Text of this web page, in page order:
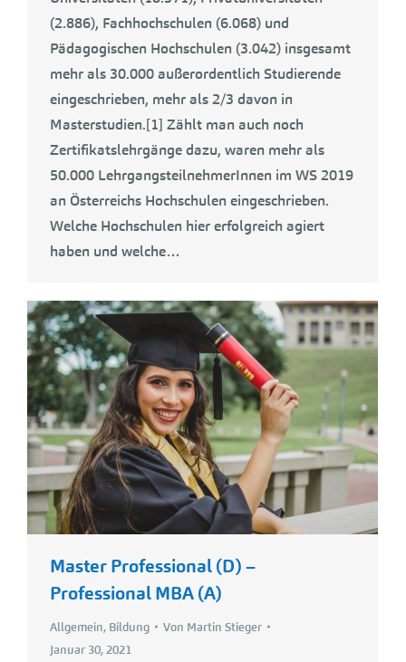
(2.886), Fachhochschulen (6.068) und
Pädagogischen Hochschulen (3.042) insgesamt
mehr als 30.000 außerordentlich Studierende
eingeschrieben, mehr als 2/3 davon in
Masterstudien.[1] Zählt man auch noch
Zertifikatslehrgänge dazu, waren mehr als
50.000 LehrgangsteilnehmerInnen im WS 2019
an Österreichs Hochschulen eingeschrieben.
Welche Hochschulen hier erfolgreich agiert
haben und welche…
Master Professional (D) –
Professional MBA (A)
Allgemein, Bildung Von Martin Stieger
Januar 30, 2021